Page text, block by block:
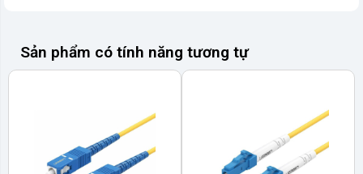
Sản phẩm có tính năng tương tự